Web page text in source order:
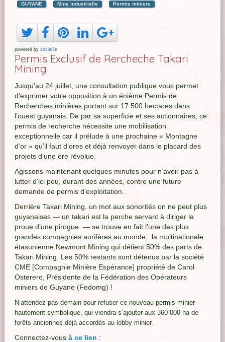
GUYANE Mine industrielle Permis miniers
powered by social2s
Permis Exclusif de Rercheche Takari
Mining
Jusqu'au 24 juillet, une consultation publique vous permet
d’exprimer votre opposition à un énième Permis de
Recherches minières portant sur 17 500 hectares dans
l’ouest guyanais. De par sa superficie et ses actionnaires, ce
permis de recherche nécessite une mobilisation
exceptionnelle car il prélude à une prochaine « Montagne
d’or » qu’il faut d’ores et déjà renvoyer dans le placard des
projets d’une ère révolue.
Agissons maintenant quelques minutes pour n’avoir pas à
lutter d’ici peu, durant des années, contre une future
demande de permis d’exploitation.
Derrière Takari Mining, un mot aux sonorités on ne peut plus
guyanaises — un takari est la perche servant à diriger la
proue d’une pirogue — se trouve en fait l’une des plus
grandes compagnies aurifères au monde : la multinationale
étasunienne Newmont Mining qui détient 50% des parts de
Takari Mining. Les 50% restants sont détenus par la société
CME [Compagnie Minière Espérance] propriété de Carol
Osterero, Présidente de la Fédération des Opérateurs
miniers de Guyane (Fedomg) !
N’attendez pas demain pour refuser ce nouveau permis minier
hautement symbolique, qui viendra s’ajouter aux 360 000 ha de
forêts anciennes déjà accordés au lobby minier.
Connectez-vous à ce lien :